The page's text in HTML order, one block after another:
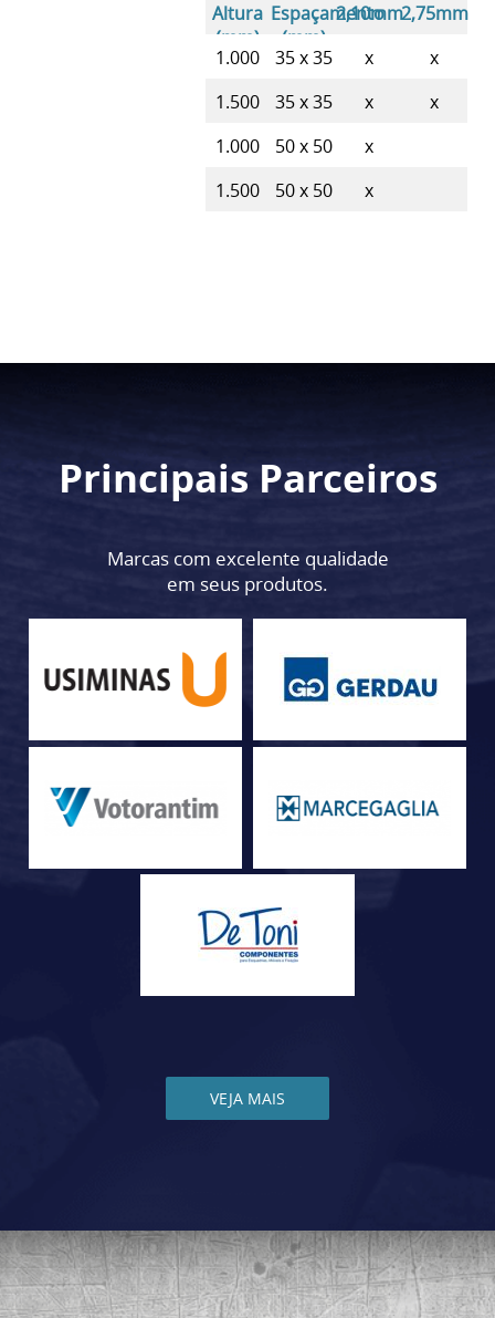
Altura
(mm)
Espaçamento
(mm)
2,10mm2,75mm
1.000
35 x 35 x
x
1.500
35 x 35 x
x
1.000
50 x 50
x
1.500
50 x 50 x
Principais Parceiros
Marcas com excelente qualidade
em seus produtos.
VEJA MAIS